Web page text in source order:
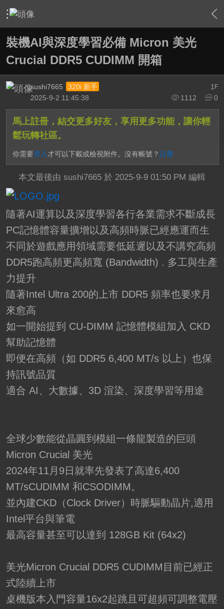
› 敗家特區 For Sale or Trade › 3C資訊流通站 › 內容
裝機AI與深度學習必備 Micron 美光
Crucial DDR5 CUDIMM 開箱
1 F
sushi7665
320i 新手
1112
0
2025-9-2 11:45:38
馬上註冊，結交更多好友，享用更多功能，讓你輕
鬆玩轉社區。
你需要登入 才可以下載或檢視附件。沒有帳號？ 註冊
本文最後由 sushi7665 於 2025-9-9 01:50 PM 編輯
隨著AI運算以及深度學習各行各業需求不斷成長
PC記憶體容量擴增以及高頻時脈已經應運而生
不同於遊戲應用領域需要低延遲以及不講究高頻
DDR5跑高頻更高頻寬 (Bandwidth) . 多工與生產
力提升
隨著Intel Ultra 200的上市 DDR5 頻率也要求月
來愈高
如一開始提到 CU-DIMM 記憶體模組加入 CKD
幫助記憶體
即便在高頻（如 DDR5 6,400 MT/s 以上）也保
持訊號品質
適合 AI、大數據、3D 渲染、深度學習等用途
全球少數能從晶圓到模組一條龍製造的巨頭
Micron Crucial 美光
2024年11月9日就率先發表了高達6,400
MT/sCUDIMM 和CSODIMM。
並內建CKD（Clock Driver）時脈驅動晶片,適用
Intel平台與筆電
最高容量甚至可以達到 128GB Kit (64x2)
美光Micron Crucial DDR5 CUDIMM目前已經正
式陸續上市
桌機版本入門容量16x2起跳且可超頻可調整電壓